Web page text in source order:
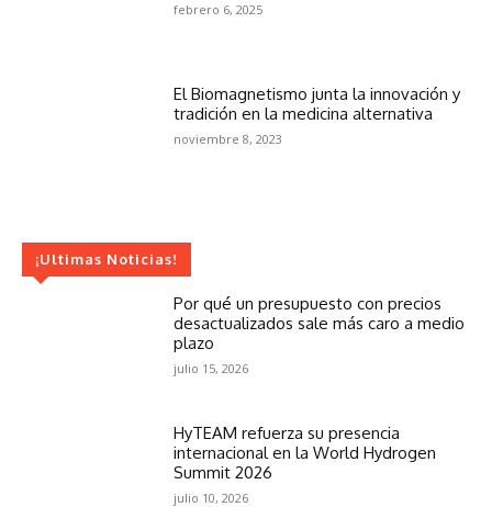
febrero 6, 2025
El Biomagnetismo junta la innovación y
tradición en la medicina alternativa
noviembre 8, 2023
¡Ultimas Noticias!
Por qué un presupuesto con precios
desactualizados sale más caro a medio
plazo
julio 15, 2026
HyTEAM refuerza su presencia
internacional en la World Hydrogen
Summit 2026
julio 10, 2026